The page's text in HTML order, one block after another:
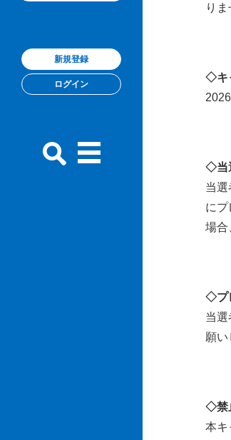
新規登録
ログイン
り
◇キ
◇当
当
に
場合
◇プ
当
願い
◇禁
本キ